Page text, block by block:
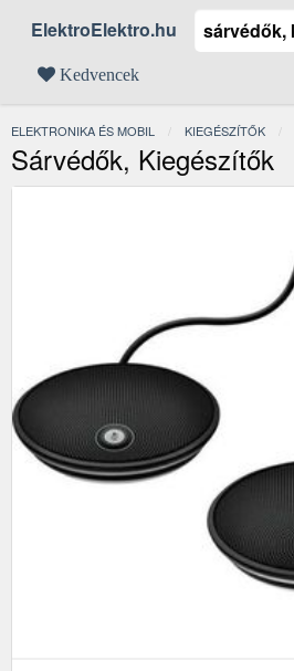
ElektroElektro.hu
Kedvencek
ELEKTRONIKA ÉS MOBIL KIEGÉSZÍTŐK
Sárvédők, Kiegészítők